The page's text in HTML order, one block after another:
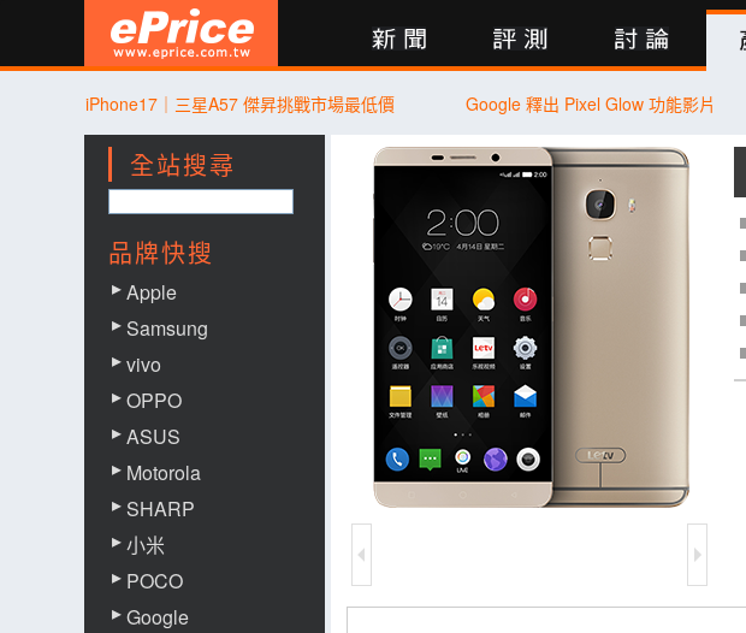
評測 討論 產品 買賣 登入 行動版
iPhone17｜三星A57 傑昇挑戰市場最低價 Google 釋出 Pixel Glow 功能影片
全站搜尋
品牌快搜
Apple
Samsung
vivo
OPPO
ASUS
Motorola
SHARP
小米
POCO
Google